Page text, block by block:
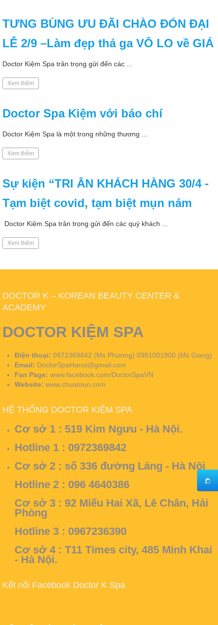
TƯNG BÙNG ƯU ĐÃI CHÀO ĐÓN ĐẠI
LỄ 2/9 –Làm đẹp thả ga VÔ LO về GIÁ
Doctor Kiệm Spa trân trọng gửi đến các ...
Xem thêm
Doctor Spa Kiệm với báo chí
Doctor Kiệm Spa là một trong những thương ...
Xem thêm
Sự kiện “TRI ÂN KHÁCH HÀNG 30/4 -
Tạm biệt covid, tạm biệt mụn nám
Doctor Kiệm Spa trân trọng gửi đến các quý khách ...
Xem thêm
DOCTOR K – KOREAN BEAUTY CENTER &
ACADEMY
DOCTOR KIỆM SPA
Điện thoại: 0972369842 (Ms Phương) 0981001900 (Ms Giang)
Email: DoctorSpaHanoi@gmail.com
Fan Page: www.facebook.com/DoctorSpaVN
Website: www.chuamun.com
HỆ THỐNG DOCTOR KIỆM SPA
Cơ sở 1 : 519 Kim Ngưu - Hà Nội.
Hotline 1 : 0972369842
Cơ sở 2 : số 336 đường Láng - Hà Nội
Hotline 2 : 096 4640386
Cơ sở 3 : 92 Miếu Hai Xã, Lê Chân, Hải
Phòng
Hotline 3 : 0967236390
Cơ sở 4 : T11 Times city, 485 Minh Khai
- Hà Nội.
Kết nối Facebook Doctor K Spa